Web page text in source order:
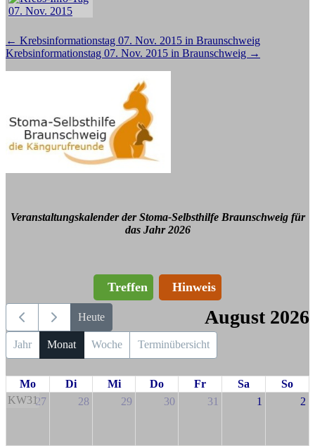
Beitragsnavigation
← Krebsinformationstag 07. Nov. 2015 in Braunschweig
Krebsinformationstag 07. Nov. 2015 in Braunschweig →
Veranstaltungskalender der Stoma-Selbsthilfe Braunschweig für
das Jahr 2026
Treffen Hinweis
Heute August 2026
Jahr Monat Woche Terminübersicht
Mo Di Mi Do Fr Sa
So
KW3127 28 29 30 31 1 2